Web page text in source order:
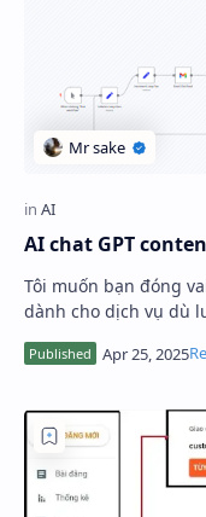
AI chat GPT
Tôi muốn bạn đóng
dành cho dịch vụ dù